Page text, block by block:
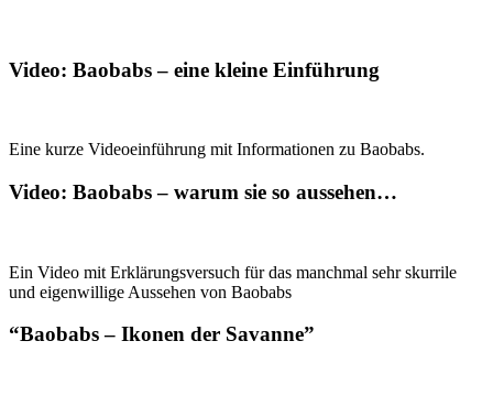
Video: Baobabs – eine kleine Einführung
Eine kurze Videoeinführung mit Informationen zu Baobabs.
Video: Baobabs – warum sie so aussehen…
Ein Video mit Erklärungsversuch für das manchmal sehr skurrile
und eigenwillige Aussehen von Baobabs
“Baobabs – Ikonen der Savanne”